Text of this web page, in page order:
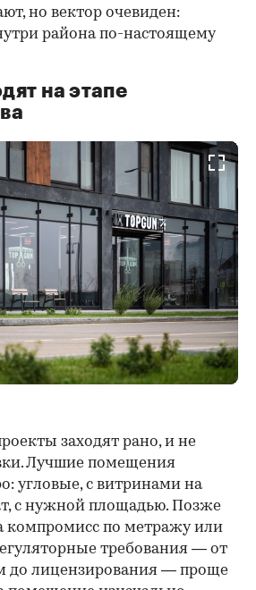
но вектор очевиден:
района по-настоящему
на этапе
заходят рано, и не
Лучшие помещения
угловые, с витринами на
с нужной площадью. Позже
компромисс по метражу или
требования — от
до лицензирования — проще